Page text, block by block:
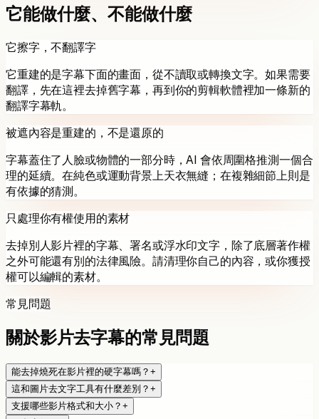
它能做什麼、不能做什麼
它擦字，不翻譯字
它重建的是字幕下面的畫面，從不讀取或轉換文字。如果需要
翻譯，先在這裡去掉舊字幕，再到你的剪輯軟體裡加一條新的
翻譯字幕軌。
被遮內容是重建的，不是還原的
字幕蓋住了人臉或物體的一部分時，AI 會依周圍格推測一個合
理的延續。在純色或運動背景上天衣無縫；在複雜細節上則是
有依據的猜測。
只處理你有權使用的素材
去掉別人影片裡的字幕、署名或浮水印文字，除了底層著作權
之外可能還有別的法律風險。請清理你自己的內容，或你獲授
權可以編輯的素材。
常見問題
關於影片去字幕的常見問題
能去掉燒死在影片裡的硬字幕嗎？ +
這和圖片去文字工具有什麼差別？ +
支援哪些影片格式和大小？ +